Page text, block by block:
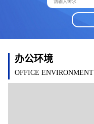
请输入需求
办公环境
OFFICE ENVIRONMENT